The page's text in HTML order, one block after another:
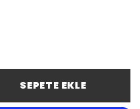
SEPETE EKLE